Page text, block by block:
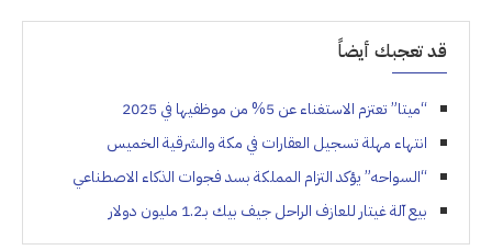
قد تعجبك أيضاً
“ميتا” تعتزم الاستغناء عن 5% من موظفيها في 2025
انتهاء مهلة تسجيل العقارات في مكة والشرقية الخميس
“السواحه” يؤكد التزام المملكة بسد فجوات الذكاء الاصطناعي
بيع آلة غيتار للعازف الراحل جيف بيك بـ1.2 مليون دولار